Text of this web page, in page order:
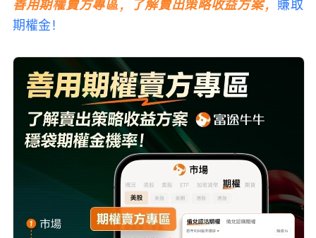
善用期權賣方專區，了解賣出策略收益方案， 賺取
期權金！